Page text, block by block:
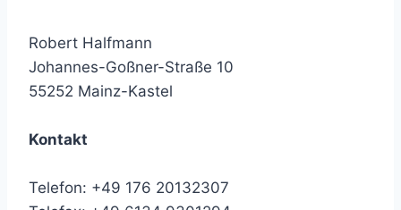
Robert Halfmann
Johannes-Goßner-Straße 10
55252 Mainz-Kastel
Kontakt
Telefon: +49 176 20132307